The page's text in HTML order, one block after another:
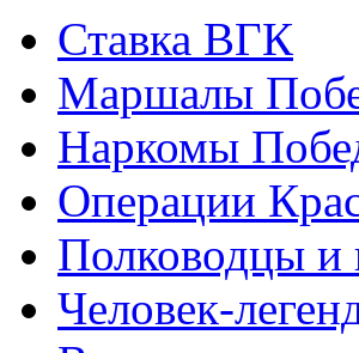
Ставка ВГК
Маршалы
Наркомы
Операции
Полководцы и
Человек-